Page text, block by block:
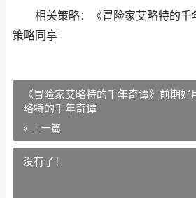
相关策略：《冒险家艾略特的千
策略同享
《冒险家艾略特的千年奇谭》前期
略特的千年奇谭
« 上一篇
没有了！